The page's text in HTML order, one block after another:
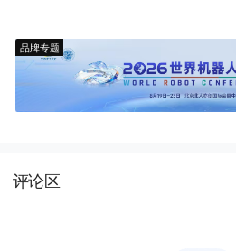
品牌专题
评论区